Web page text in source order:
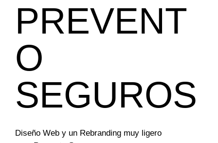
PREVENT
O
SEGUROS
Diseño Web y un Rebranding muy ligero